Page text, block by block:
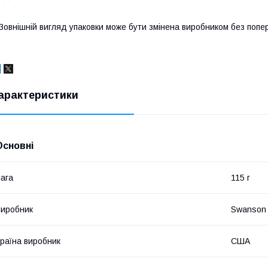
вигляд упаковки може бути змінена виробником без
115 г
Swanson
виробник США